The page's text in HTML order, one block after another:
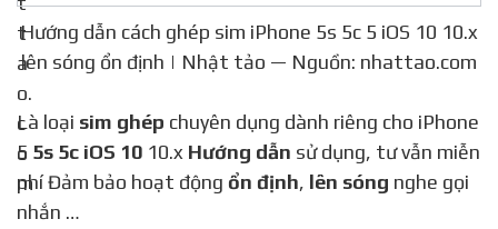
Hướng dẫn cách ghép sim iPhone 5s 5c 5 iOS 10 10.x
lên sóng ổn định | Nhật tảo — Nguồn: nhattao.com
Là loại sim ghép chuyên dụng dành riêng cho iPhone
5 5s 5c iOS 10 10.x Hướng dẫn sử dụng, tư vẫn miễn
phí Đảm bảo hoạt động ổn định, lên sóng nghe gọi
nhắn …